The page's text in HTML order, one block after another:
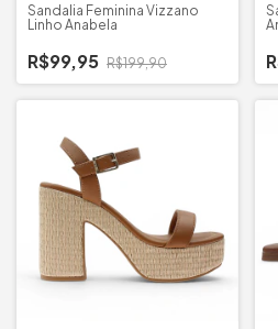
Sandalia Feminina Vizzano
Linho Anabela
R$99,95 R$199,90